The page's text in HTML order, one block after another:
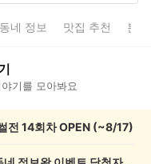
동네 정보 맛집 추천 분
야기를 모아봐요
전 14회차 OPEN (~8/17)